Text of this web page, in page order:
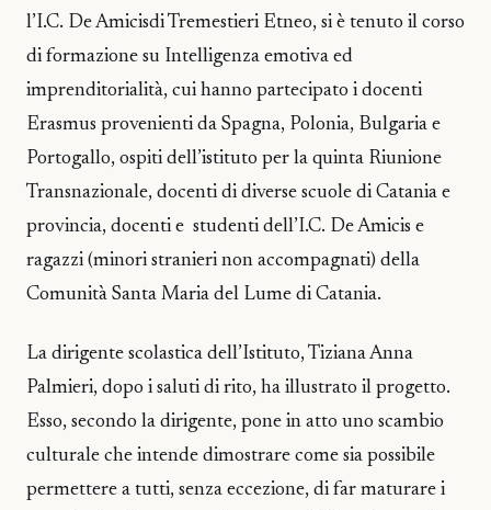
l’I.C. De Amicisdi Tremestieri Etneo, si è tenuto il corso
di formazione su Intelligenza emotiva ed
imprenditorialità, cui hanno partecipato i docenti
Erasmus provenienti da Spagna, Polonia, Bulgaria e
Portogallo, ospiti dell’istituto per la quinta Riunione
Transnazionale, docenti di diverse scuole di Catania e
provincia, docenti e studenti dell’I.C. De Amicis e
ragazzi (minori stranieri non accompagnati) della
Comunità Santa Maria del Lume di Catania.
La dirigente scolastica dell’Istituto, Tiziana Anna
Palmieri, dopo i saluti di rito, ha illustrato il progetto.
Esso, secondo la dirigente, pone in atto uno scambio
culturale che intende dimostrare come sia possibile
permettere a tutti, senza eccezione, di far maturare i